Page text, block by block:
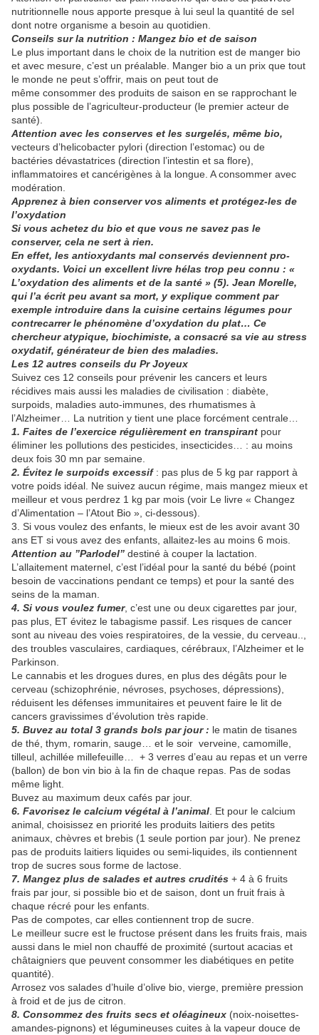
nutritionnelle nous apporte presque à lui seul la quantité de sel
dont notre organisme a besoin au quotidien.
Conseils sur la nutrition : Mangez bio et de saison
Le plus important dans le choix de la nutrition est de manger bio
et avec mesure, c’est un préalable. Manger bio a un prix que tout
le monde ne peut s’offrir, mais on peut tout de
même consommer des produits de saison en se rapprochant le
plus possible de l’agriculteur-producteur (le premier acteur de
santé).
Attention avec les conserves et les surgelés, même bio,
vecteurs d’helicobacter pylori (direction l’estomac) ou de
bactéries dévastatrices (direction l’intestin et sa flore),
inflammatoires et cancérigènes à la longue. A consommer avec
modération.
Apprenez à bien conserver vos aliments et protégez-les de
l’oxydation
Si vous achetez du bio et que vous ne savez pas le
conserver, cela ne sert à rien.
En effet, les antioxydants mal conservés deviennent pro-
oxydants. Voici un excellent livre hélas trop peu connu : «
L’oxydation des aliments et de la santé » (5). Jean Morelle,
qui l’a écrit peu avant sa mort, y explique comment par
exemple introduire dans la cuisine certains légumes pour
contrecarrer le phénomène d’oxydation du plat… Ce
chercheur atypique, biochimiste, a consacré sa vie au stress
oxydatif, générateur de bien des maladies.
Les 12 autres conseils du Pr Joyeux
Suivez ces 12 conseils pour prévenir les cancers et leurs
récidives mais aussi les maladies de civilisation : diabète,
surpoids, maladies auto-immunes, des rhumatismes à
l’Alzheimer… La nutrition y tient une place forcément centrale…
1. Faites de l’exercice régulièrement en transpirant pour
éliminer les pollutions des pesticides, insecticides… : au moins
deux fois 30 mn par semaine.
2. Évitez le surpoids excessif: pas plus de 5 kg par rapport à
votre poids idéal. Ne suivez aucun régime, mais mangez mieux et
meilleur et vous perdrez 1 kg par mois (voir Le livre « Changez
d’Alimentation – l’Atout Bio », ci-dessous).
3. Si vous voulez des enfants, le mieux est de les avoir avant 30
ans ET si vous avez des enfants, allaitez-les au moins 6 mois.
Attention au ”Parlodel” destiné à couper la lactation.
L’allaitement maternel, c’est l’idéal pour la santé du bébé (point
besoin de vaccinations pendant ce temps) et pour la santé des
seins de la maman.
4. Si vous voulez fumer, c’est une ou deux cigarettes par jour,
pas plus, ET évitez le tabagisme passif. Les risques de cancer
sont au niveau des voies respiratoires, de la vessie, du cerveau..,
des troubles vasculaires, cardiaques, cérébraux, l’Alzheimer et le
Parkinson.
Le cannabis et les drogues dures, en plus des dégâts pour le
cerveau (schizophrénie, névroses, psychoses, dépressions),
réduisent les défenses immunitaires et peuvent faire le lit de
cancers gravissimes d’évolution très rapide.
5. Buvez au total 3 grands bols par jour : le matin de tisanes
de thé, thym, romarin, sauge… et le soir verveine, camomille,
tilleul, achillée millefeuille… + 3 verres d’eau au repas et un verre
(ballon) de bon vin bio à la fin de chaque repas. Pas de sodas
même light.
Buvez au maximum deux cafés par jour.
6. Favorisez le calcium végétal à l’animal . Et pour le calcium
animal, choisissez en priorité les produits laitiers des petits
animaux, chèvres et brebis (1 seule portion par jour). Ne prenez
pas de produits laitiers liquides ou semi-liquides, ils contiennent
trop de sucres sous forme de lactose.
7. Mangez plus de salades et autres crudités + 4 à 6 fruits
frais par jour, si possible bio et de saison, dont un fruit frais à
chaque récré pour les enfants.
Pas de compotes, car elles contiennent trop de sucre.
Le meilleur sucre est le fructose présent dans les fruits frais, mais
aussi dans le miel non chauffé de proximité (surtout acacias et
châtaigniers que peuvent consommer les diabétiques en petite
quantité).
Arrosez vos salades d’huile d’olive bio, vierge, première pression
à froid et de jus de citron.
8. Consommez des fruits secs et oléagineux (noix-noisettes-
amandes-pignons) et légumineuses cuites à la vapeur douce de